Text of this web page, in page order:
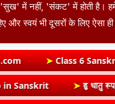
'सुख' में नहीं, 'संकट' में होती है।
और स्वयं भी दूसरों के लिए ऐसा ही
Chapter 2 Solutions
(Vrt) Dhatu Roop in